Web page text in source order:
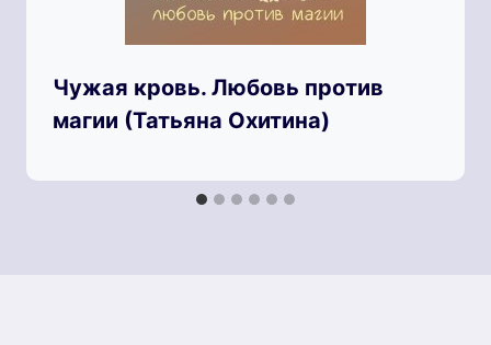
Чужая кровь. Любовь против
магии (Татьяна Охитина)